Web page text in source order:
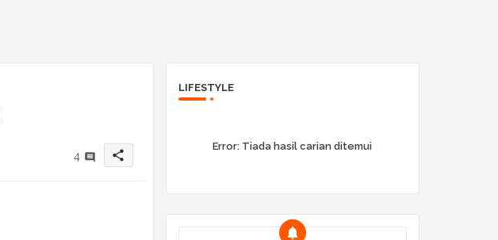
4 share
LIFESTYLE
Error: Tiada hasil carian ditemui